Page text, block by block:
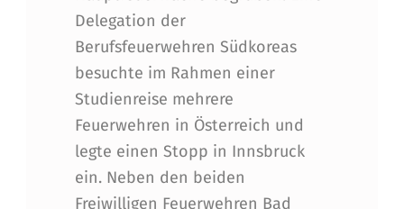
Delegation der
Berufsfeuerwehren Südkoreas
besuchte im Rahmen einer
Studienreise mehrere
Feuerwehren in Österreich und
legte einen Stopp in Innsbruck
ein. Neben den beiden
Freiwilligen Feuerwehren Bad